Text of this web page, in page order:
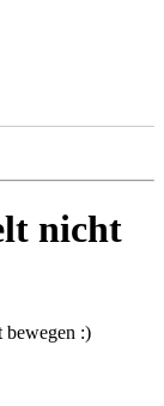
nicht
bewegen :)